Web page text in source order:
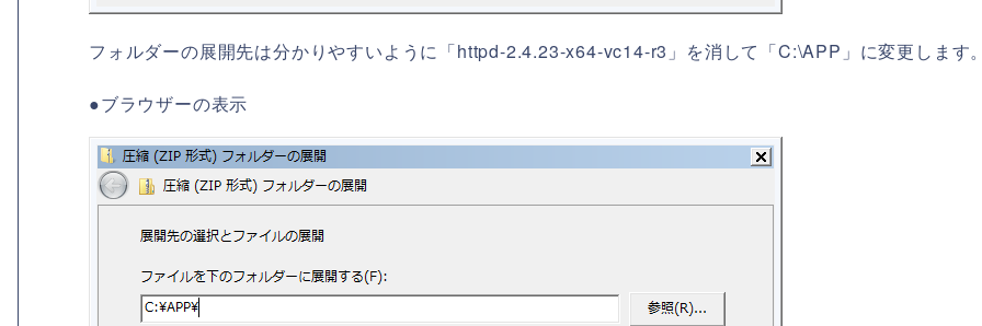
フォルダーの展開先は分かりやすいように「httpd-2.4.23-x64-vc14-r3」を消して「C:\APP」に変更します
●ブラウザーの表示